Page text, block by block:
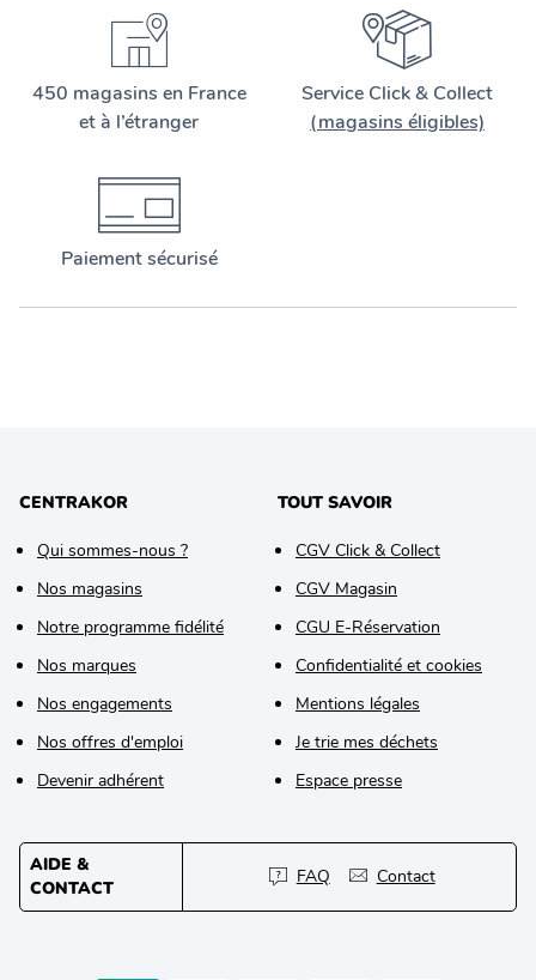
450 magasins en France
et à l’étranger
Service Click & Collect
(magasins éligibles)
Paiement sécurisé
CENTRAKOR
Qui sommes-nous ?
Nos magasins
Notre programme fidélité
Nos marques
Nos engagements
Nos offres d'emploi
Devenir adhérent
TOUT SAVOIR
CGV Click & Collect
CGV Magasin
CGU E-Réservation
Confidentialité et cookies
Mentions légales
Je trie mes déchets
Espace presse
AIDE &
CONTACT
FAQ Contact